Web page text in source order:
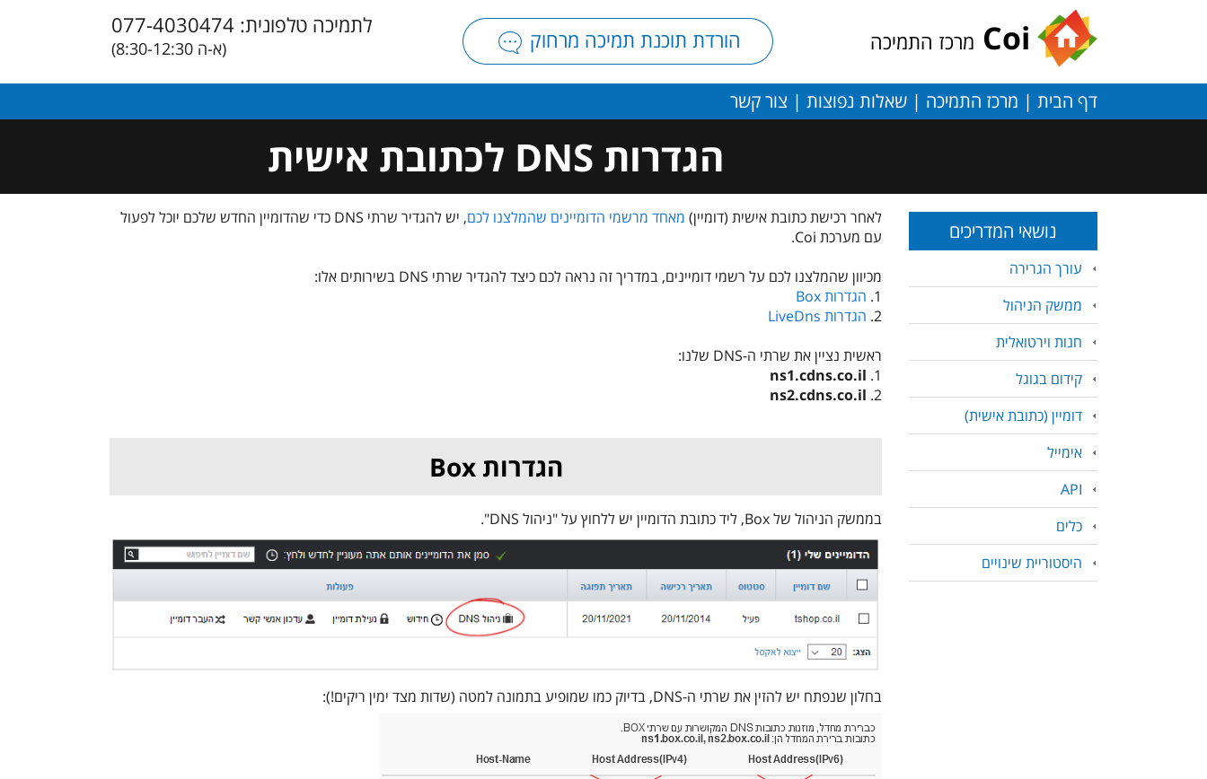
Coi מרכז התמיכה הורדת תוכנת תמיכה מרחוק
לתמיכה טלפונית: 077-4030474
(א-ה 8:30-12:30)
דף הבית | מרכז התמיכה | שאלות נפוצות | צור קשר
הגדרות DNS לכתובת אישית
לאחר רכישת כתובת אישית (דומיין) מאחד מרשמי הדומיינים שהמלצנו לכם
, יש להגדיר שרתי DNS כדי שהדומיין החדש שלכם יוכל לפעול
עם מערכת Coi.
מכיוון שהמלצנו לכם על רשמי דומיינים, במדריך זה נראה לכם כיצד להגדיר שרתי DNS בשירותים אלו:
1. הגדרות Box
2. הגדרות LiveDns
ראשית נציין את שרתי ה-DNS שלנו:
1.
ns1.cdns.co.il
2.
ns2.cdns.co.il
הגדרות Box
בממשק הניהול של Box, ליד כתובת הדומיין יש ללחוץ על "ניהול DNS".
בחלון שנפתח יש להזין את שרתי ה-DNS, בדיוק כמו שמופיע בתמונה למטה (שדות מצד ימין ריקים!):
נושאי המדריכים
עורך הגרירה
ממשק הניהול
חנות וירטואלית
קידום בגוגל
דומיין (כתובת אישית)
אימייל
API
כלים
היסטוריית שינויים